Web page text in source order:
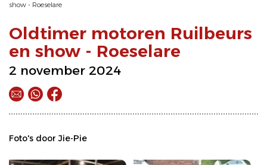
show - Roeselare
Oldtimer motoren Ruilbeurs
en show - Roeselare
2 november 2024
Foto's door Jie-Pie